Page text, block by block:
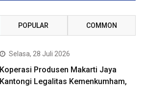
POPULAR COMMON
Selasa, 28 Juli 2026
Koperasi Produsen Makarti Jaya
Kantongi Legalitas Kemenkumham,